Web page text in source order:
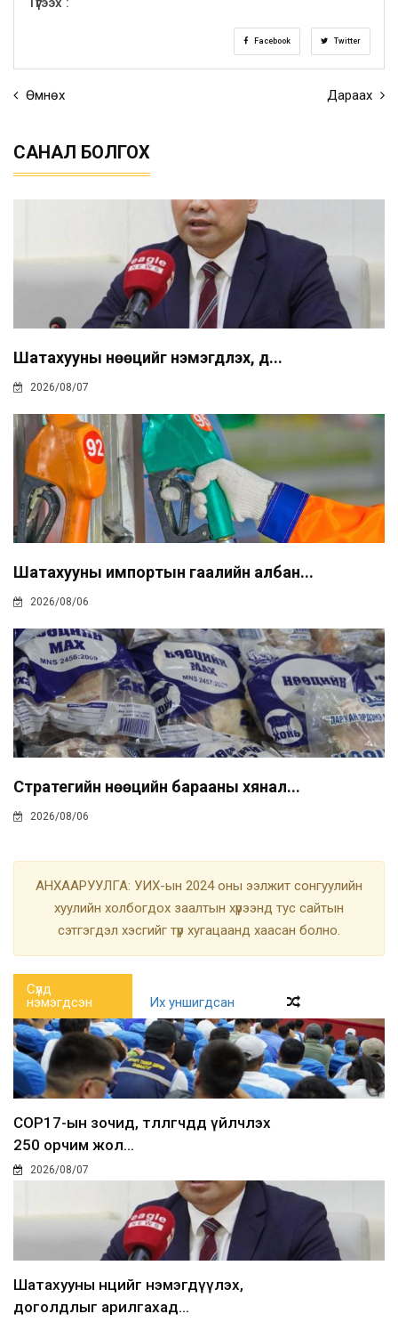
Facebook Twitter
Өмнөх Дараах
САНАЛ БОЛГОХ
Шатахууны нөөцийг нэмэгдүүлэх, д...
2026/08/07
Шатахууны импортын гаалийн албан...
2026/08/06
Стратегийн нөөцийн барааны хянал...
2026/08/06
АНХААРУУЛГА: УИХ-ын 2024 оны ээлжит сонгуулийн
хуулийн холбогдох заалтын хүрээнд тус сайтын
сэтгэгдэл хэсгийг түр хугацаанд хаасан болно.
Сүүлд
нэмэгдсэн
Их уншигдсан
COP17-ын зочид, төлөөлөгчдөд үйлчлэх
250 орчим жол...
2026/08/07
Шатахууны нөөцийг нэмэгдүүлэх,
доголдлыг арилгахад...